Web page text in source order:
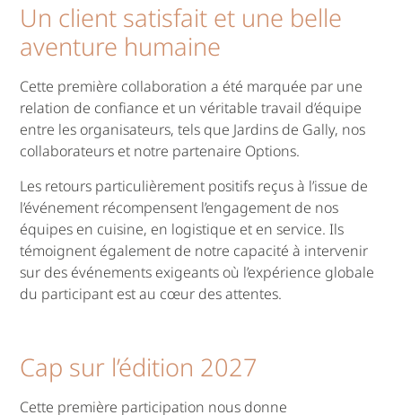
Un client satisfait et une belle
aventure humaine
Cette première collaboration a été marquée par une
relation de confiance et un véritable travail d’équipe
entre les organisateurs, tels que Jardins de Gally, nos
collaborateurs et notre partenaire Options.
Les retours particulièrement positifs reçus à l’issue de
l’événement récompensent l’engagement de nos
équipes en cuisine, en logistique et en service. Ils
témoignent également de notre capacité à intervenir
sur des événements exigeants où l’expérience globale
du participant est au cœur des attentes.
Cap sur l’édition 2027
Cette première participation nous donne